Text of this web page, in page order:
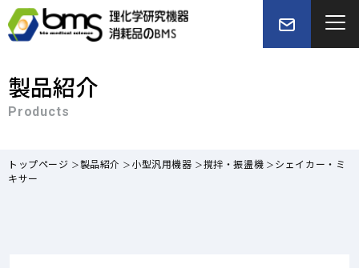
製品紹介
Products
トップページ 製品紹介 小型汎用機器 撹拌・振盪機
シェイカー・ミ
キサー